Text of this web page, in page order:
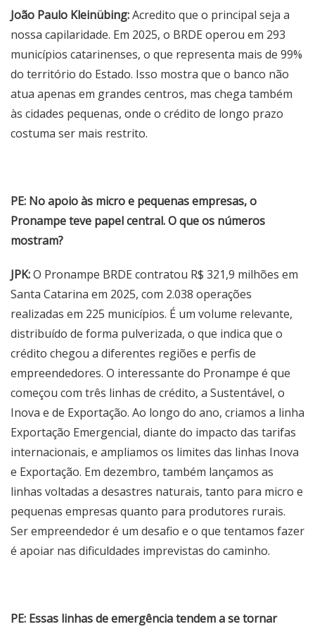
João Paulo Kleinübing:Acredito que o principal seja a
nossa capilaridade. Em 2025, o BRDE operou em 293
municípios catarinenses, o que representa mais de 99%
do território do Estado. Isso mostra que o banco não
atua apenas em grandes centros, mas chega também
às cidades pequenas, onde o crédito de longo prazo
costuma ser mais restrito.
PE: No apoio às micro e pequenas empresas, o
Pronampe teve papel central. O que os números
mostram?
JPK:O Pronampe BRDE contratou R$ 321,9 milhões em
Santa Catarina em 2025, com 2.038 operações
realizadas em 225 municípios. É um volume relevante,
distribuído de forma pulverizada, o que indica que o
crédito chegou a diferentes regiões e perfis de
empreendedores. O interessante do Pronampe é que
começou com três linhas de crédito, a Sustentável, o
Inova e de Exportação. Ao longo do ano, criamos a linha
Exportação Emergencial, diante do impacto das tarifas
internacionais, e ampliamos os limites das linhas Inova
e Exportação. Em dezembro, também lançamos as
linhas voltadas a desastres naturais, tanto para micro e
pequenas empresas quanto para produtores rurais.
Ser empreendedor é um desafio e o que tentamos fazer
é apoiar nas dificuldades imprevistas do caminho.
PE: Essas linhas de emergência tendem a se tornar